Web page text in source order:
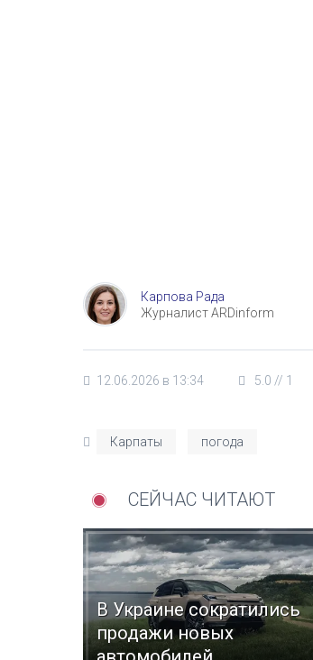
Карпова Рада
Журналист ARDinform
12.06.2026 в 13:34 5.0 // 1
Карпаты погода
СЕЙЧАС ЧИТАЮТ
В Украине сократились
продажи новых